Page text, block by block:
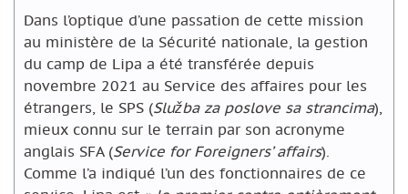
Dans l’optique d’une passation de cette mission
au ministère de la Sécurité nationale, la gestion
du camp de Lipa a été transférée depuis
novembre 2021 au Service des affaires pour les
étrangers, le SPS (Služba za poslove sa strancima),
mieux connu sur le terrain par son acronyme
anglais SFA (Service for Foreigners’ affairs).
Comme l’a indiqué l’un des fonctionnaires de ce